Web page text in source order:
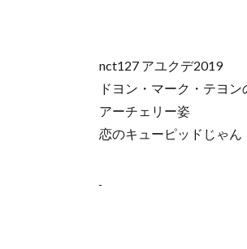
nct127 アユクデ2019
ドヨン・マーク・テヨン
アーチェリー姿
恋のキューピッドじゃん